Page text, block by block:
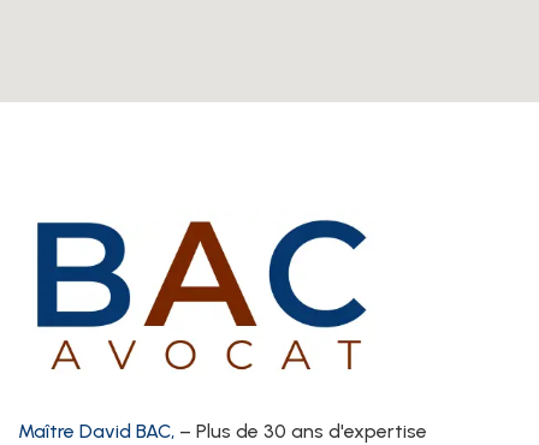
Maître David BAC, – Plus de 30 ans d'expertise